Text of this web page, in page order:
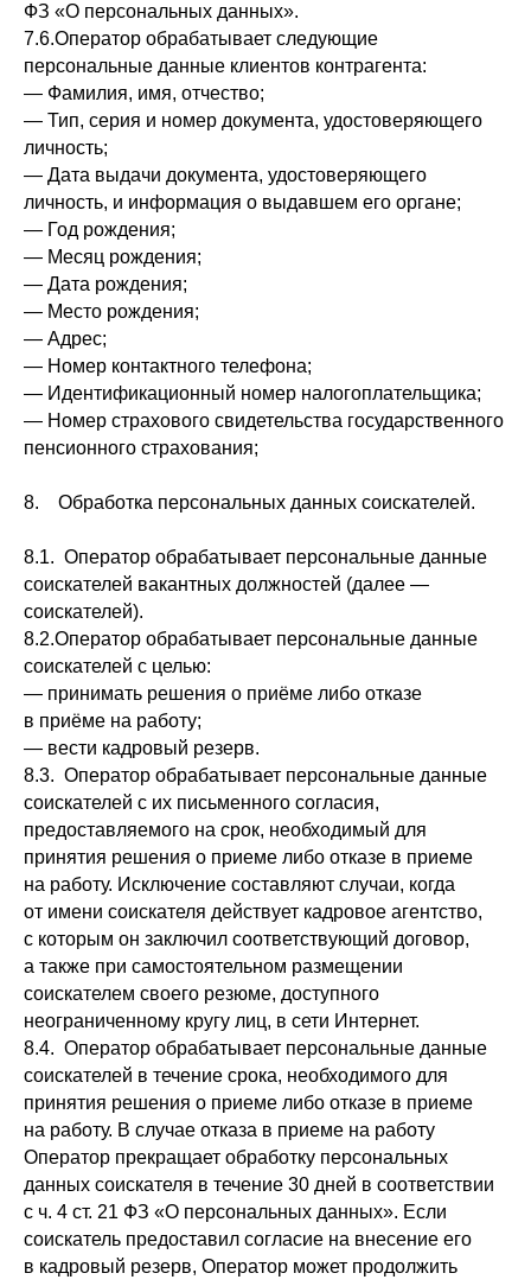
ФЗ «О персональных данных».
7.6.Оператор обрабатывает следующие
персональные данные клиентов контрагента:
— Фамилия, имя, отчество;
— Тип, серия и номер документа, удостоверяющего
личность;
— Дата выдачи документа, удостоверяющего
личность, и информация о выдавшем его органе;
— Год рождения;
— Месяц рождения;
— Дата рождения;
— Место рождения;
— Адрес;
— Номер контактного телефона;
— Идентификационный номер налогоплательщика;
— Номер страхового свидетельства государственного
пенсионного страхования;
8. Обработка персональных данных соискателей.
8.1. Оператор обрабатывает персональные данные
соискателей вакантных должностей (далее —
соискателей).
8.2.Оператор обрабатывает персональные данные
соискателей с целью:
— принимать решения о приёме либо отказе
в приёме на работу;
— вести кадровый резерв.
8.3. Оператор обрабатывает персональные данные
соискателей с их письменного согласия,
предоставляемого на срок, необходимый для
принятия решения о приеме либо отказе в приеме
на работу. Исключение составляют случаи, когда
от имени соискателя действует кадровое агентство,
с которым он заключил соответствующий договор,
а также при самостоятельном размещении
соискателем своего резюме, доступного
неограниченному кругу лиц, в сети Интернет.
8.4. Оператор обрабатывает персональные данные
соискателей в течение срока, необходимого для
принятия решения о приеме либо отказе в приеме
на работу. В случае отказа в приеме на работу
Оператор прекращает обработку персональных
данных соискателя в течение 30 дней в соответствии
с ч. 4 ст. 21 ФЗ «О персональных данных». Если
соискатель предоставил согласие на внесение его
в кадровый резерв, Оператор может продолжить